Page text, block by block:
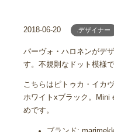
2018-06-20 .デザイナー
パーヴォ・ハロネンがデ
す。不規則なドット模様で
こちらはピトゥカ・イカ
ホワイトxブラック。Mini
めです。